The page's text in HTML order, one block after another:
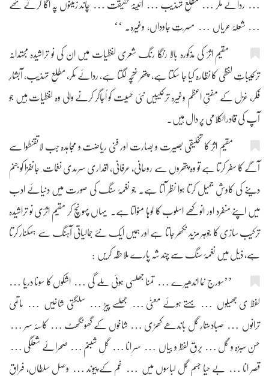
… ردائے مکر … مطلعِ تہذیب … آئینۂ حقیقت … چاند زمینوں پہ اُگا کرتے تھے
… شعلۂ عریاں … مسر ّتِ جاوداں، وغیرہ۔ ‘‘
مقیم اثرؔ کی مذکورہ بالا رنگا رنگ شعری لفظیات میں ان کی نو تراشیدہ مجتہدانہ
ترکیباتِ لفظی کا نظارہ کیا جا سکتا ہے، پتھر غنچہ لگتا ہے، ردائے مکر، مطلعِ تہذیب، آبشارِ
فکر، غزل کے مفتیِ اعظم وغیرہ ترکیبیں نئی حسیت کو اُجاگر کرنے والی وہ لفظیات ہیں جو
آپ کی قادرالکلامی پر دال ہیں۔
مقیم اثرؔ کا تخلیقی بصیرت و بصارت اور فنی ریاضت و مجاہدہ جب لاتقنطوا سے
آگے کا سفر کرتا ہے تو وہ پتھروں سے روحانی، عرفانی، اقداری سرمدی نغمات ِ جانفزا کو جنم
دینے کی کاوشِ جمیل کرتا ہوا نظر آتا ہے۔ جو نغمۂ سنگ کی صورت میں دنیائے ادب
میں اپنے منفرد اور انوکھے اسلوب کا لوہا منواتا ہے۔ یہاں پہونچ کر مقیم اثرؔی نو تراشیدہ
ترکیب سازی کا جوہر مزید نکھر جاتا ہے اور ہمیں ایک نئے جمالیاتی آہنگ سے ہمکنار کرتا
ہے، ذیل میں نغمۂ سنگ سے چند شہ پارے ملاحظہ کریں :
’’سورج نما اندھیرے … تمنا جھلسی ہوئی ملے گی … اشکوں کا سونا دریا …
لفظ ی جھیلوں … بہتے ہوئے معنیٰ … جھلسے پیڑ … سلگتی شاخیں … ماتمی
ترانوں … صبادستارِ گل باندھے کھڑی … شاخوں کے گھونگھٹ … کاسۂ سر …
حسنِ سبزہ و گل … برقِ لفظ و بیاں … سرِ انا … گلِ شبنم … صحرائے شعلگی …
قصرِ انا … بے حیا جسم گل لباسوں میں … غم کے پیوند … وصل سلطاں، فراقِ